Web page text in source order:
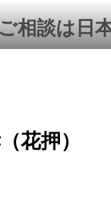
相談は日
押）